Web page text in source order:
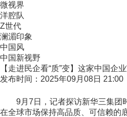
微视界
洋腔队
Z世代
澜湄印象
中国风
中国新视野
【走进民企看“质”变】这家中国
发布时间：2025年09月08日
9月7日，记者探访新华三集团时
在全球市场保持高品质、可信赖的